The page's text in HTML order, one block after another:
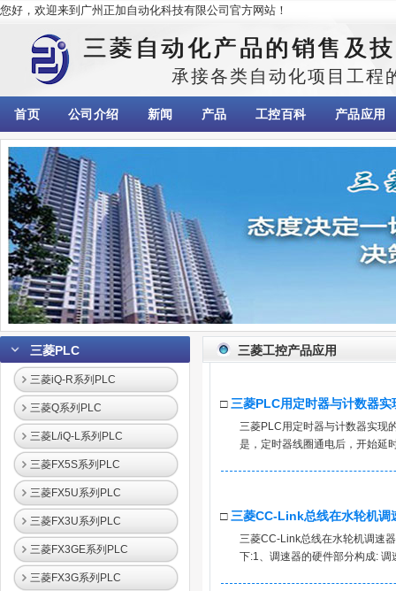
您好，欢迎来到广州正加自动化科技有限公司官方网站！
三菱自动化产品的销售及
承接各类自动化项目工程
首页 公司介绍 新闻 产品 工控百科 产品应用
三菱PLC
三菱iQ-R系列PLC
三菱Q系列PLC
三菱L/iQ-L系列PLC
三菱FX5S系列PLC
三菱FX5U系列PLC
三菱FX3U系列PLC
三菱FX3GE系列PLC
三菱FX3G系列PLC
三菱工控产品应用
□ 三菱PLC用定时器与计数器实
三菱PLC用定时器与计数器实现
是，定时器线圈通电后，开始延
□ 三菱CC-Link总线在水轮机调
三菱CC-Link总线在水轮机调速
下:1、调速器的硬件部分构成: